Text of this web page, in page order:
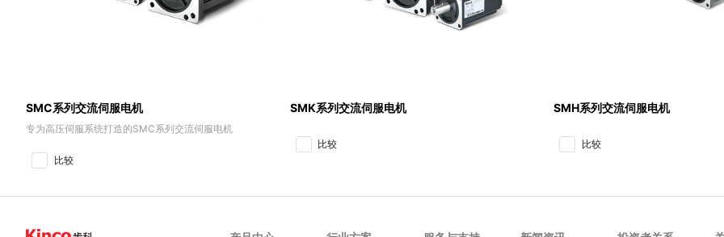
SMC系列交流伺服电机
专为高压伺服系统打造的SMC系列交流伺服电机
比较
SMK系列交流伺服电机
比较
SMH系列交流伺服电机
比较